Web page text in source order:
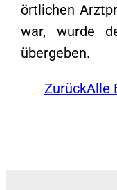
örtlichen
war, wurde
übergeben.
ZurückAlle